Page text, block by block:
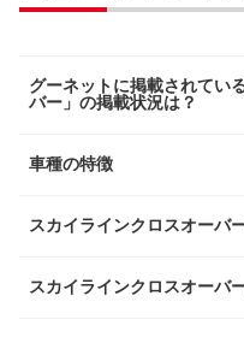
グーネットに掲載されてい
バー」の掲載状況は？
車種の特徴
スカイラインクロスオーバ
スカイラインクロスオーバ